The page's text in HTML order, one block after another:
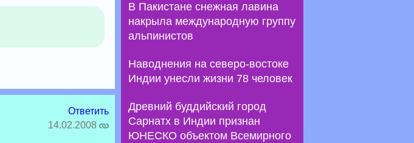
Ответить
14.02.2008
В Пакистане снежная лавина
накрыла международную группу
альпинистов
Наводнения на северо-востоке
Индии унесли жизни 78 человек
Древний буддийский город
Сарнатх в Индии признан
ЮНЕСКО объектом Всемирного